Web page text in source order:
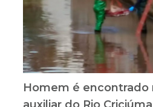
Homem é encontrado